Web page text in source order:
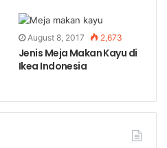
August 8, 2017 2,673
Jenis Meja Makan Kayu di
Ikea Indonesia